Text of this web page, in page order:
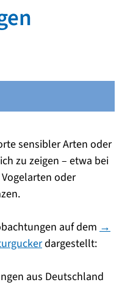
sensibler Arten oder
zu zeigen – etwa bei
oder
auf dem →
dargestellt:
aus Deutschland